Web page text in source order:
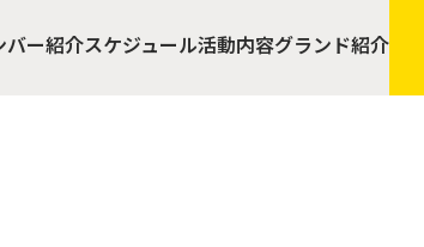
バー紹介スケジュール活動内容グランド紹介